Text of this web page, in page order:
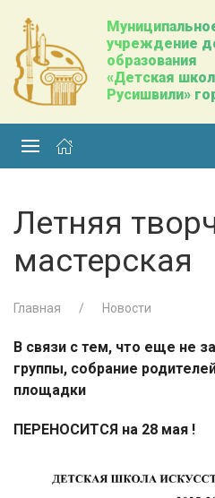
учреждение
образования
«Детская
Русишвили»
Летняя
мастерская
Главная Новости
В связи с тем, что еще не
группы, собрание
площадки
ПЕРЕНОСИТСЯ на 28 мая !